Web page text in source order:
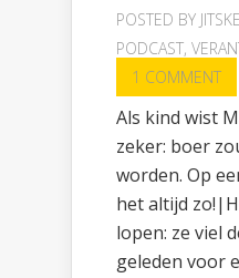
POSTED BY JITSKE
PODCAST,
1 COMMENT
Als kind wist
zeker: boer
worden. Op
het altijd
lopen: ze viel
geleden voor